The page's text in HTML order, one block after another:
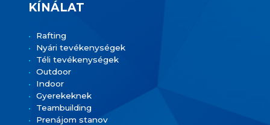
KÍNÁLAT
Rafting
Nyári tevékenységek
Téli tevékenységek
Outdoor
Indoor
Gyerekeknek
Teambuilding
Prenájom stanov